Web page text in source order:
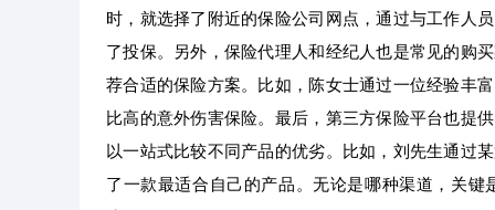
时，就选择了附近的保险公司网点，通过与工作人
了投保。另外，保险代理人和经纪人也是常见的购
荐合适的保险方案。比如，陈女士通过一位经验丰
比高的意外伤害保险。最后，第三方保险平台也提
以一站式比较不同产品的优劣。比如，刘先生通过
了一款最适合自己的产品。无论是哪种渠道，关